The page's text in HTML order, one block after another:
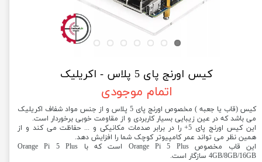
کیس اورنج پای 5 پلاس - اکریلیک
اتمام موجودی
کیس (قاب یا جعبه ) مخصوص اورنج پای 5 پلاس و از جنس مواد شفاف اکریلیک
می باشد که در عین زیبایی بسیار کاربردی و از مقاومت خوبی برخوردار است.
این کیس اورنج پای 5+ را در برابر صدمات مکانیکی و ... حفاظت می کند و از
همین نظر می تواند عمر کامپیوتر کوچک شما را افزایش دهد.
این قاب مخصوص Orange Pi 5 Plus است که با Orange Pi 5 Plus
4GB/8GB/16GB سازگار است.